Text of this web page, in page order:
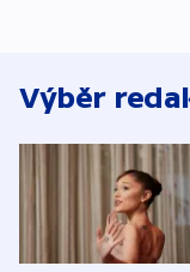
Výběr